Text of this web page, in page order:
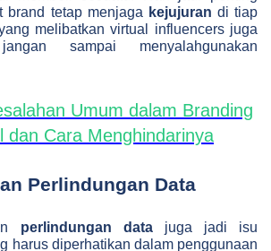
brand tetap menjaga kejujuran di tiap
melibatkan virtual influencers juga
sampai menyalahgunakan
Umum dalam Branding
dan Cara Menghindarinya
Perlindungan Data
perlindungan datajuga jadi isu
harus diperhatikan dalam penggunaan